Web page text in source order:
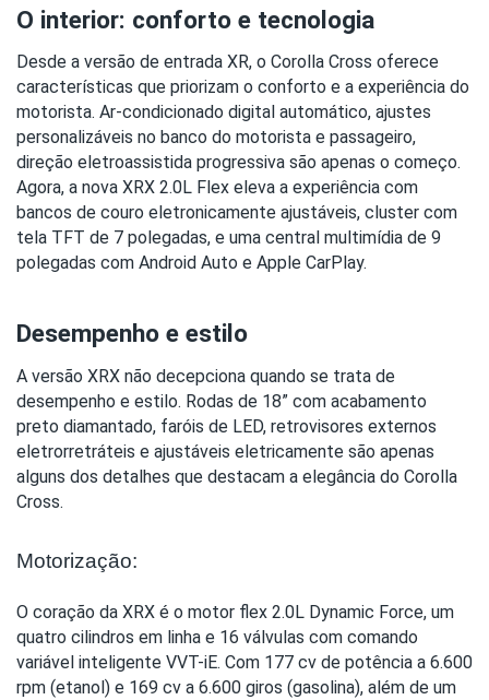
O interior: conforto e tecnologia
Desde a versão de entrada XR, o Corolla Cross oferece
características que priorizam o conforto e a experiência do
motorista. Ar-condicionado digital automático, ajustes
personalizáveis no banco do motorista e passageiro,
direção eletroassistida progressiva são apenas o começo.
Agora, a nova XRX 2.0L Flex eleva a experiência com
bancos de couro eletronicamente ajustáveis, cluster com
tela TFT de 7 polegadas, e uma central multimídia de 9
polegadas com Android Auto e Apple CarPlay.
Desempenho e estilo
A versão XRX não decepciona quando se trata de
desempenho e estilo. Rodas de 18” com acabamento
preto diamantado, faróis de LED, retrovisores externos
eletrorretráteis e ajustáveis eletricamente são apenas
alguns dos detalhes que destacam a elegância do Corolla
Cross.
Motorização:
O coração da XRX é o motor flex 2.0L Dynamic Force, um
quatro cilindros em linha e 16 válvulas com comando
variável inteligente VVT-iE. Com 177 cv de potência a 6.600
rpm (etanol) e 169 cv a 6.600 giros (gasolina), além de um